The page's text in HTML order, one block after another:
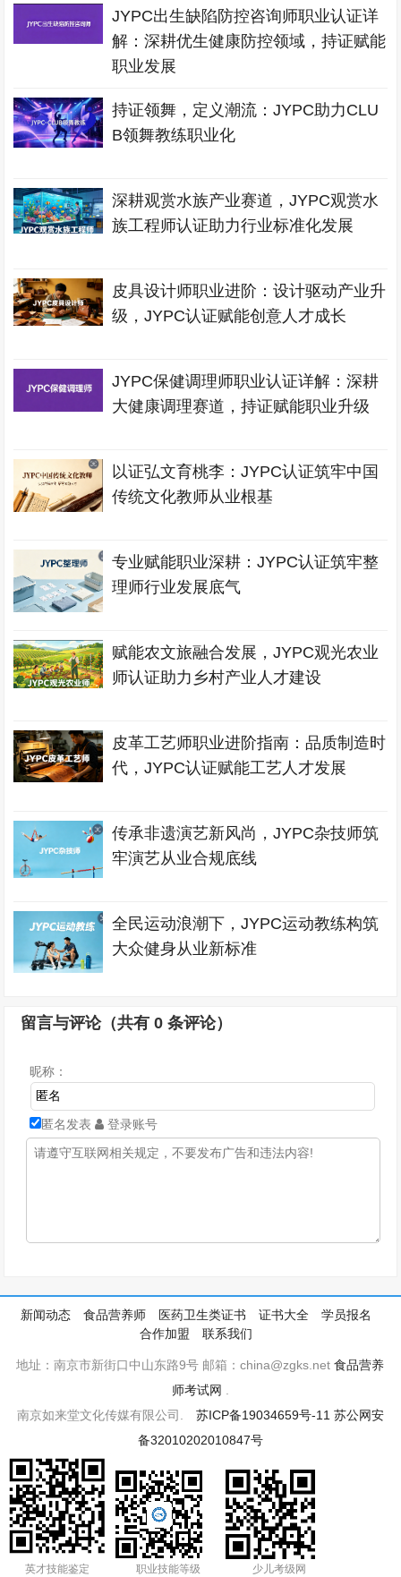
JYPC出生缺陷防控咨询师职业认证详
解：深耕优生健康防控领域，持证赋能
职业发展
持证领舞，定义潮流：JYPC助力CLU
B领舞教练职业化
深耕观赏水族产业赛道，JYPC观赏水
族工程师认证助力行业标准化发展
皮具设计师职业进阶：设计驱动产业升
级，JYPC认证赋能创意人才成长
JYPC保健调理师职业认证详解：深耕
大健康调理赛道，持证赋能职业升级
以证弘文育桃李：JYPC认证筑牢中国
传统文化教师从业根基
专业赋能职业深耕：JYPC认证筑牢整
理师行业发展底气
赋能农文旅融合发展，JYPC观光农业
师认证助力乡村产业人才建设
皮革工艺师职业进阶指南：品质制造时
代，JYPC认证赋能工艺人才发展
传承非遗演艺新风尚，JYPC杂技师筑
牢演艺从业合规底线
全民运动浪潮下，JYPC运动教练构筑
大众健身从业新标准
留言与评论（共有0 条评论）
昵称：
匿名发表 登录账号
新闻动态 食品营养师 医药卫生类证书 证书大全
学员报名
合作加盟
联系我们
地址：南京市新街口中山东路9号 邮箱：china@zgks.net食品营养
师考试网
南京如来堂文化传媒有限公司. 苏ICP备19034659号-11 苏公网安
备32010202010847号
英才技能鉴定 职业技能等级 少儿考级网